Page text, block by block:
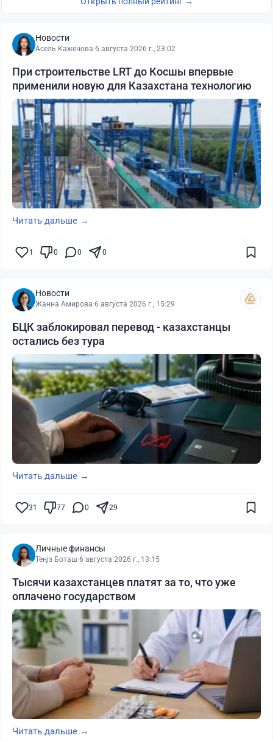
Новости
Асель Каженова·6 августа 2026 г., 23:02
При строительстве LRT до Косшы впервые
применили новую для Казахстана технологию
Читать дальше →
1 0 0 0
Новости
Жанна Амирова·6 августа 2026 г., 15:29
БЦК заблокировал перевод - казахстанцы
остались без тура
Читать дальше →
31 77 0 29
Личные финансы
Теңіз Боташ·6 августа 2026 г., 13:15
Тысячи казахстанцев платят за то, что уже
оплачено государством
Читать дальше →